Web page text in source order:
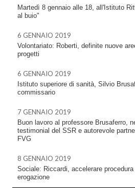
Martedì 8 gennaio alle 18, all'Istituto
al buio"
6 GENNAIO 2019
Volontariato: Roberti, definite nuove
progetti
6 GENNAIO 2019
Istituto superiore di sanità, Silvio
commissario
7 GENNAIO 2019
Buon lavoro al professore Brusaferro,
testimonial del SSR e autorevole
FVG
8 GENNAIO 2019
Sociale: Riccardi, accelerare
erogazione